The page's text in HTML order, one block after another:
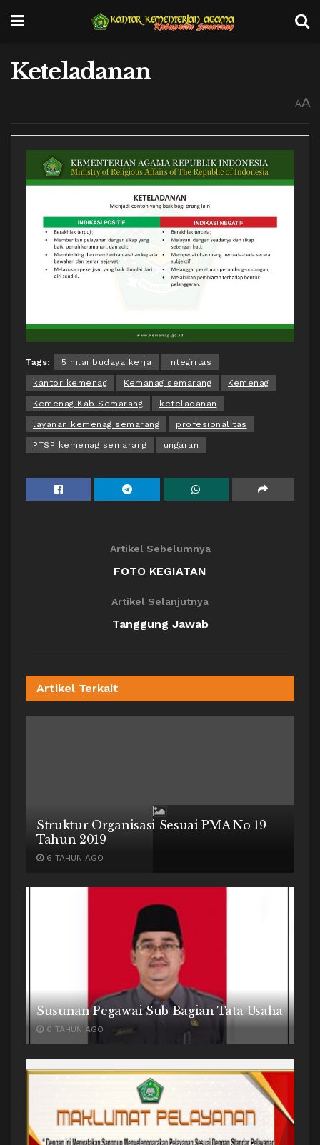
Keteladanan
AA
Tags: 5 nilai budaya kerja integritas
kantor kemenag Kemanag semarang Kemenag
Kemenag Kab Semarang keteladanan
layanan kemenag semarang profesionalitas
PTSP kemenag semarang ungaran
Artikel Sebelumnya
FOTO KEGIATAN
Artikel Selanjutnya
Tanggung Jawab
Artikel Terkait
Struktur Organisasi Sesuai PMA No 19
Tahun 2019
6 TAHUN AGO
Susunan Pegawai Sub Bagian Tata Usaha
6 TAHUN AGO